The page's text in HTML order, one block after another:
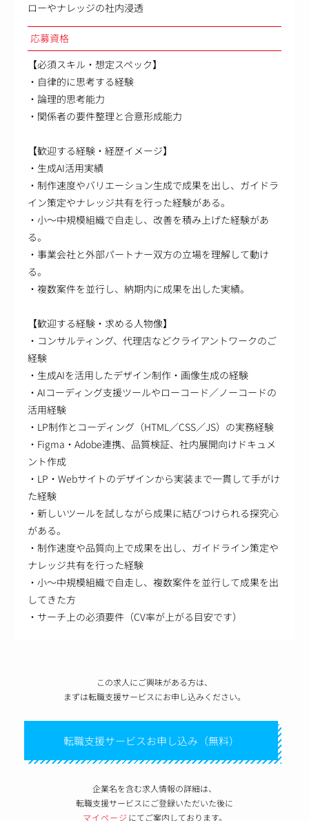
ローやナレッジの社内浸透
応募資格
【必須スキル・想定スペック】
・自律的に思考する経験
・論理的思考能力
・関係者の要件整理と合意形成能力
【歓迎する経験・経歴イメージ】
・生成AI活用実績
・制作速度やバリエーション生成で成果を出し、ガイドラ
イン策定やナレッジ共有を行った経験がある。
・小～中規模組織で自走し、改善を積み上げた経験があ
る。
・事業会社と外部パートナー双方の立場を理解して動け
る。
・複数案件を並行し、納期内に成果を出した実績。
【歓迎する経験・求める人物像】
・コンサルティング、代理店などクライアントワークのご
経験
・生成AIを活用したデザイン制作・画像生成の経験
・AIコーディング支援ツールやローコード／ノーコードの
活用経験
・LP制作とコーディング（HTML／CSS／JS）の実務経験
・Figma・Adobe連携、品質検証、社内展開向けドキュメ
ント作成
・LP・Webサイトのデザインから実装まで一貫して手がけ
た経験
・新しいツールを試しながら成果に結びつけられる探究心
がある。
・制作速度や品質向上で成果を出し、ガイドライン策定や
ナレッジ共有を行った経験
・小～中規模組織で自走し、複数案件を並行して成果を出
してきた方
・サーチ上の必須要件（CV率が上がる目安です）
この求人にご興味がある方は、
まずは転職支援サービスにお申し込みください。
転職支援サービスお申し込み（無料）
企業名を含む求人情報の詳細は、
転職支援サービスにご登録いただいた後に
マイページ にてご案内しております。